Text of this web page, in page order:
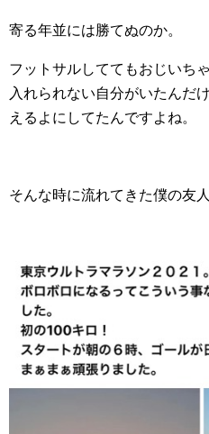
寄る年並には勝てぬのか。
フットサルしててもおじいち
入れられない自分がいたんだ
えるよにしてたんですよね。
そんな時に流れてきた僕の友